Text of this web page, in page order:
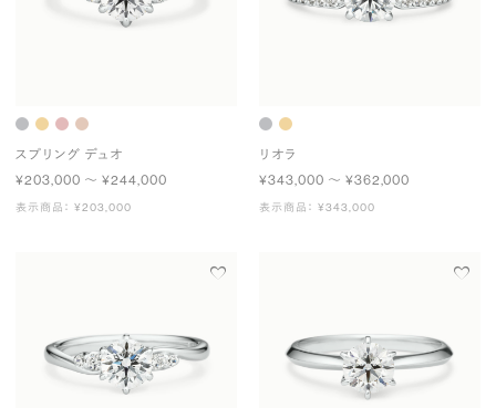
スプリング デュオ
¥203,000 〜 ¥244,000
表示商品： ¥203,000
リオラ
¥343,000 〜 ¥362,000
表示商品： ¥343,000